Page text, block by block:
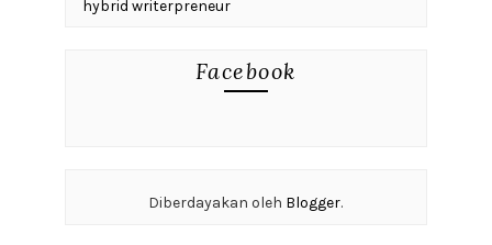
hybrid writerpreneur
Facebook
Diberdayakan oleh Blogger.